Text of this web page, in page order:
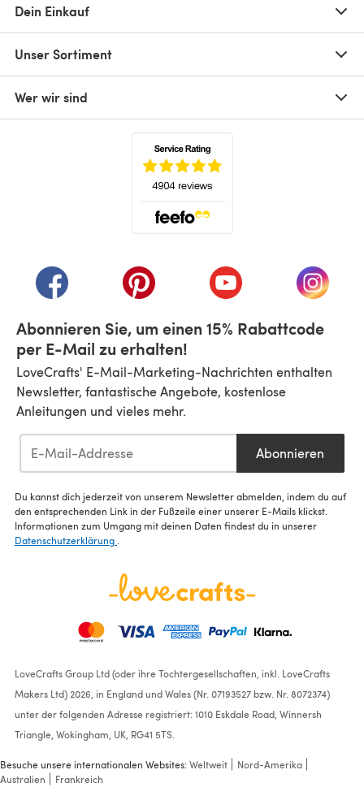
Dein Einkauf
Unser Sortiment
Wer wir sind
(öffnet sich in einem neuen Tab)
(öffnet sich in einem neuen Tab)
(öffnet sich in einem
(öffnet
Abonnieren Sie, um einen 15% Rabattcode
per E-Mail zu erhalten!
LoveCrafts' E-Mail-Marketing-Nachrichten enthalten
Newsletter, fantastische Angebote, kostenlose
Anleitungen und vieles mehr.
Abonnieren
Du kannst dich jederzeit von unserem Newsletter abmelden, indem du auf
den entsprechenden Link in der Fußzeile einer unserer E-Mails klickst.
Informationen zum Umgang mit deinen Daten findest du in unserer
Datenschutzerklärung
LoveCrafts Group Ltd (oder ihre Tochtergesellschaften, inkl. LoveCrafts
Makers Ltd) 2026, in England und Wales (Nr. 07193527 bzw. Nr. 8072374)
unter der folgenden Adresse registriert: 1010 Eskdale Road, Winnersh
Triangle, Wokingham, UK, RG41 5TS.
Besuche unsere internationalen Websites:Weltweit
Nord-Amerika
Australien
Frankreich